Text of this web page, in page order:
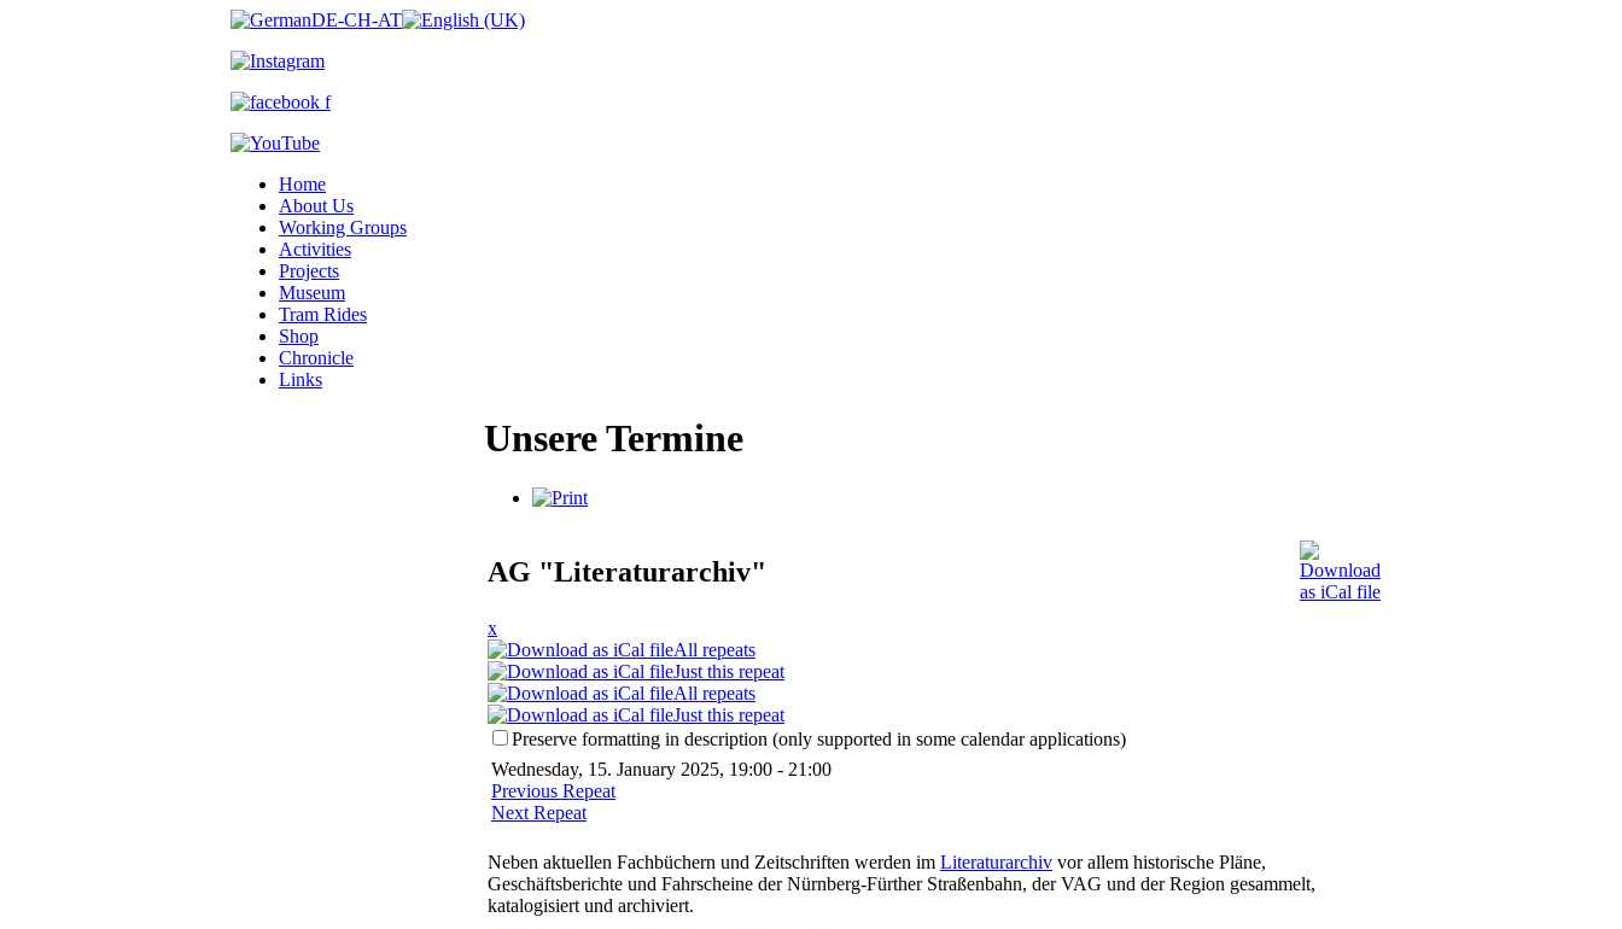
Home
About Us
Working Groups
Activities
Projects
Museum
Tram Rides
Shop
Chronicle
Links
Unsere Termine
AG "Literaturarchiv"
x
All repeats
Just this repeat
All repeats
Just this repeat
Preserve formatting in description (only supported in some calendar applications)
Wednesday, 15. January 2025, 19:00 - 21:00
Previous Repeat
Next Repeat
Neben aktuellen Fachbüchern und Zeitschriften werden im Literaturarchiv vor allem historische Pläne,
Geschäftsberichte und Fahrscheine der Nürnberg-Fürther Straßenbahn, der VAG und der Region gesammelt,
katalogisiert und archiviert.